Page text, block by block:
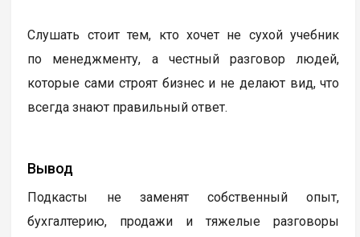
Слушать стоит тем, кто хочет не сухой учебник
по менеджменту, а честный разговор людей,
которые сами строят бизнес и не делают вид, что
всегда знают правильный ответ.
Вывод
Подкасты не заменят собственный опыт,
бухгалтерию, продажи и тяжелые разговоры